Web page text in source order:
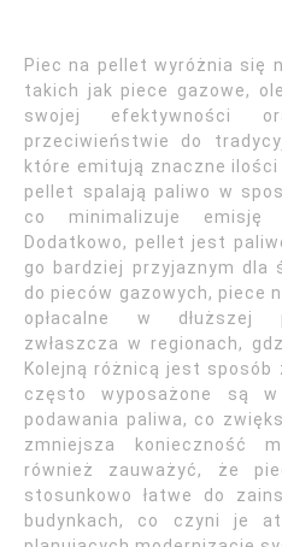
Piec na pellet wyróżnia się
takich jak piece gazowe,
swojej efektywności
przeciwieństwie do
które emitują znaczne
pellet spalają paliwo w
co minimalizuje emisję
Dodatkowo, pellet jest
go bardziej przyjaznym dla
do pieców gazowych, piece
opłacalne w dłuższej
zwłaszcza w regionach,
Kolejną różnicą jest
często wyposażone są
podawania paliwa, co
zmniejsza konieczność
również zauważyć, że
stosunkowo łatwe do
budynkach, co czyni je